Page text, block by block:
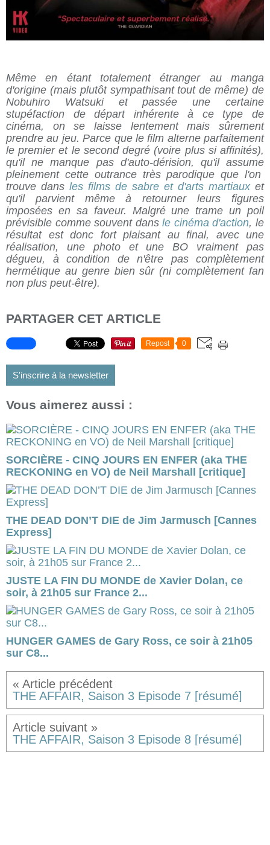
Même en étant totalement étranger au manga
d'origine (mais plutôt sympathisant tout de même) de
Nobuhiro Watsuki et passée une certaine
stupéfaction de départ inhérente à ce type de
cinéma, on se laisse lentement mais sûrement
prendre au jeu. Parce que le film alterne parfaitement
le premier et le second degré (voire plus si affinités),
qu'il ne manque pas d'auto-dérision, qu'il assume
pleinement cette outrance très parodique que l'on
trouve dans les films de sabre et d'arts martiauxet
qu'il parvient même à retourner leurs figures
imposées en sa faveur. Malgré une trame un poil
prévisible comme souvent dansle cinéma d'action, le
résultat est donc fort plaisant au final, avec une
réalisation, une photo et une BO vraiment pas
dégueu, à condition de n'être pas complètement
hermétique au genre bien sûr (ni complètement fan
non plus peut-être).
PARTAGER CET ARTICLE
Repost 0
S'inscrire à la newsletter
Vous aimerez aussi :
SORCIÈRE - CINQ JOURS EN ENFER (aka THE
RECKONING en VO) de Neil Marshall [critique]
THE DEAD DON’T DIE de Jim Jarmusch [Cannes
Express]
JUSTE LA FIN DU MONDE de Xavier Dolan, ce
soir, à 21h05 sur France 2...
HUNGER GAMES de Gary Ross, ce soir à 21h05
sur C8...
THE AFFAIR, Saison 3 Episode 7 [résumé]
THE AFFAIR, Saison 3 Episode 8 [résumé]